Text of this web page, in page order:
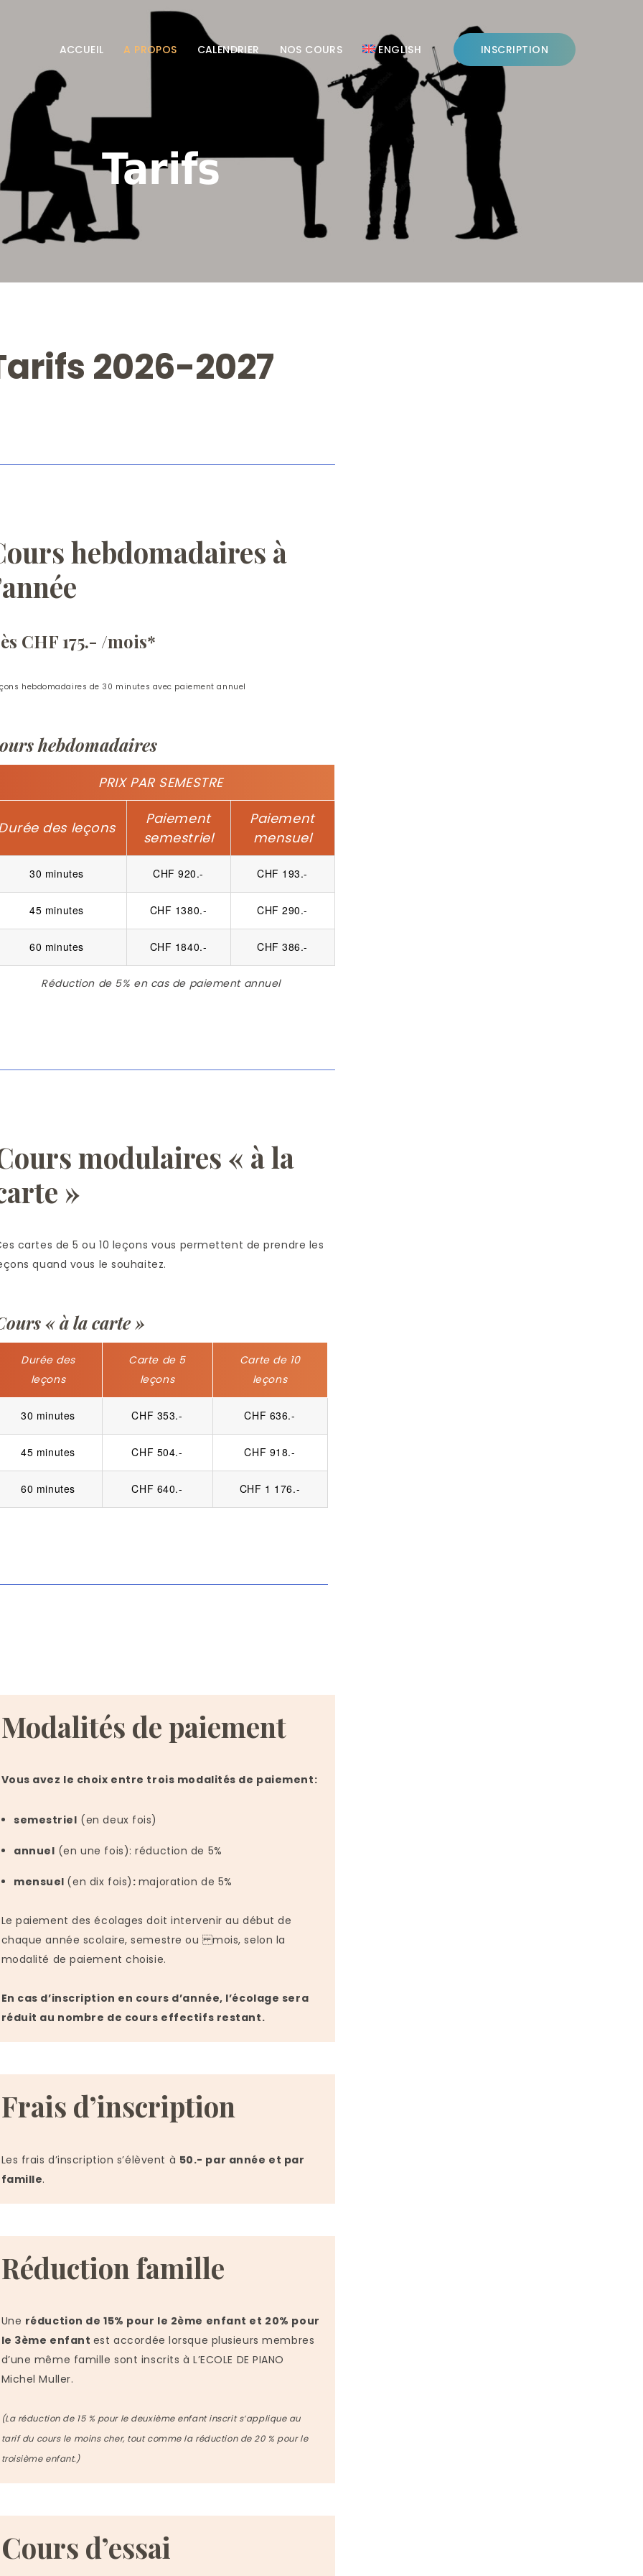
ACCUEIL A PROPOS CALENDRIER NOS COURS ENGLISH INSCRIPTION
Tarifs
A PROPOS
CALENDRIER
NOS COURS
ENGLISH
2026-2027
hebdomadaires à
CHF 175.- /mois*
hebdomadaires de 30 minutes avec paiement annuel
hebdomadaires
PRIX PAR SEMESTRE
des leçons
Paiement
semestriel
Paiement
mensuel
30 minutes CHF 920.- CHF 193.-
45 minutes CHF 1380.- CHF 290.-
60 minutes CHF 1840.- CHF 386.-
Réduction de 5% en cas de paiement annuel
modulaires « à la
»
cartes de 5 ou 10 leçons vous permettent de prendre les
quand vous le souhaitez.
« à la carte »
Durée des
leçons
Carte de 5
leçons
Carte de 10
leçons
30 minutes CHF 353.- CHF 636.-
45 minutes CHF 504.- CHF 918.-
60 minutes CHF 640.- CHF 1 176.-
Modalités de paiement
Vous avez le choix entre trois modalités de paiement:
semestriel (en deux fois)
annuel (en une fois): réduction de 5%
mensuel (en dix fois) : majoration de 5%
Le paiement des écolages doit intervenir au début de
chaque année scolaire, semestre ou mois, selon la
modalité de paiement choisie.
En cas d’inscription en cours d’année, l’écolage sera
réduit au nombre de cours effectifs restant.
Frais d’inscription
Les frais d’inscription s’élèvent à 50.- par année et par
famille.
Réduction famille
Une réduction de 15% pour le 2ème enfant et 20% pour
le 3ème enfant est accordée lorsque plusieurs membres
d’une même famille sont inscrits à L’ECOLE DE PIANO
Michel Muller.
(La réduction de 15 % pour le deuxième enfant inscrit s’applique au
tarif du cours le moins cher, tout comme la réduction de 20 % pour le
troisième enfant.)
Cours d’essai